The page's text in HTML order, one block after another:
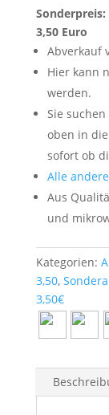
3,50 Euro
Abverkauf
Hier kann
werden.
Sie
oben in
sofort ob
Alle
Aus
und
Kategorien:
3,50,
3,50€